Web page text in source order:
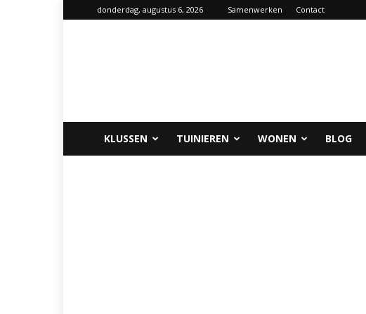
donderdag, augustus 6, 2026 Samenwerken Contact
KLUSSEN TUINIEREN WONEN BLOG